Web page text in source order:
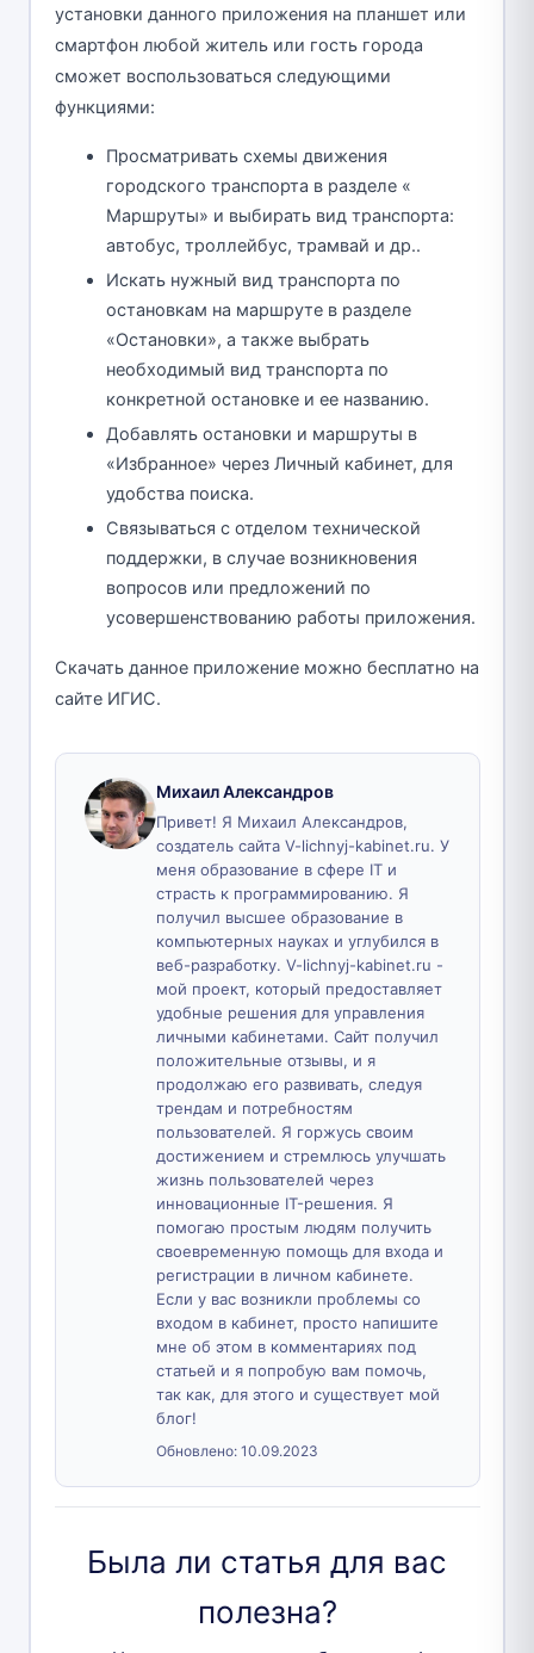
установки данного приложения на планшет или
смартфон любой житель или гость города
сможет воспользоваться следующими
функциями:
Просматривать схемы движения
городского транспорта в разделе «
Маршруты» и выбирать вид транспорта:
автобус, троллейбус, трамвай и др..
Искать нужный вид транспорта по
остановкам на маршруте в разделе
«Остановки», а также выбрать
необходимый вид транспорта по
конкретной остановке и ее названию.
Добавлять остановки и маршруты в
«Избранное» через Личный кабинет, для
удобства поиска.
Связываться с отделом технической
поддержки, в случае возникновения
вопросов или предложений по
усовершенствованию работы приложения.
Скачать данное приложение можно бесплатно на
сайте ИГИС.
Михаил Александров
Привет! Я Михаил Александров,
создатель сайта V-lichnyj-kabinet.ru. У
меня образование в сфере IT и
страсть к программированию. Я
получил высшее образование в
компьютерных науках и углубился в
веб-разработку. V-lichnyj-kabinet.ru -
мой проект, который предоставляет
удобные решения для управления
личными кабинетами. Сайт получил
положительные отзывы, и я
продолжаю его развивать, следуя
трендам и потребностям
пользователей. Я горжусь своим
достижением и стремлюсь улучшать
жизнь пользователей через
инновационные IT-решения. Я
помогаю простым людям получить
своевременную помощь для входа и
регистрации в личном кабинете.
Если у вас возникли проблемы со
входом в кабинет, просто напишите
мне об этом в комментариях под
статьей и я попробую вам помочь,
так как, для этого и существует мой
блог!
Обновлено: 10.09.2023
Была ли статья для вас
полезна?